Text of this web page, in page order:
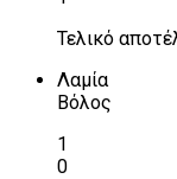
Τελικό
Λαμία
Βόλος
1
0